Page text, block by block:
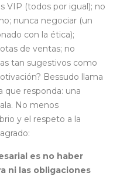
VIP (todos por igual); no
nunca negociar (un
con la ética);
de ventas; no
tan sugestivos como
Bessudo llama
que responda: una
No menos
y el respeto a la
es no haber
ni las obligaciones